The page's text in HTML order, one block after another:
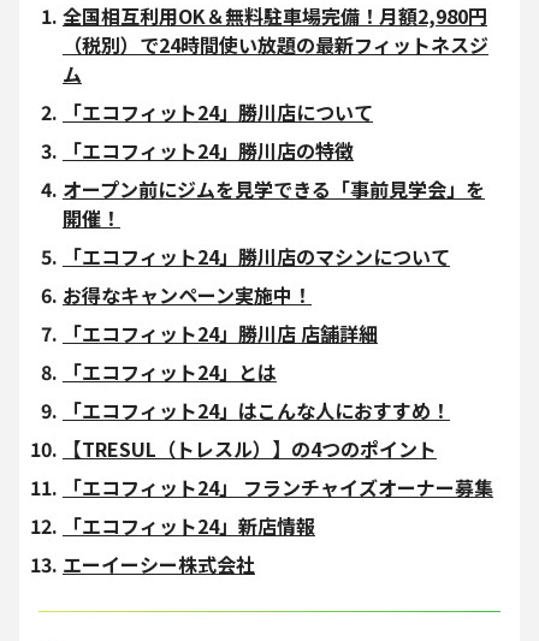
全国相互利用OK＆無料駐車場完備！月額2,980円
（税別）で24時間使い放題の最新フィットネスジ
ム
「エコフィット24」勝川店について
「エコフィット24」勝川店の特徴
オープン前にジムを見学できる「事前見学会」を
開催！
「エコフィット24」勝川店のマシンについて
お得なキャンペーン実施中！
「エコフィット24」勝川店 店舗詳細
「エコフィット24」とは
「エコフィット24」はこんな人におすすめ！
【TRESUL（トレスル）】の4つのポイント
「エコフィット24」 フランチャイズオーナー募集
「エコフィット24」新店情報
エーイーシー株式会社